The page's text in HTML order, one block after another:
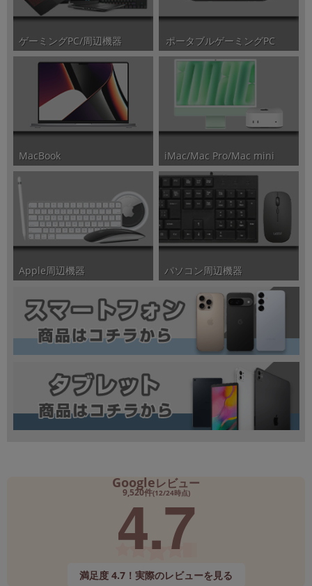
ゲーミングPC/周辺機器 ポータブルゲーミングPC
MacBook iMac/Mac Pro/Mac mini
Apple周辺機器 パソコン周辺機器
Googleレビュー
9,520件(12/24時点)
4.7
満足度 4.7！実際のレビューを見る